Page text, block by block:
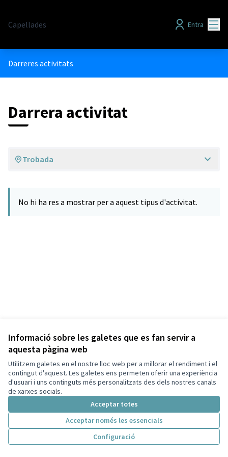
Informació sobre les galetes que es fan servir a
aquesta pàgina web
Utilitzem galetes en el nostre lloc web per a millorar el rendiment i el
contingut d'aquest. Les galetes ens permeten oferir una experiència
d'usuari i uns continguts més personalitzats des dels nostres canals
de xarxes socials.
Acceptar totes
Acceptar només les essencials
Configuració
Capellades Entra
Darreres activitats
Darrera activitat
Trobada
No hi ha res a mostrar per a aquest tipus d'activitat.
Termes i condicions d'ús
Configuració de les galetes
Capellades a X
(Enllaç extern)
Capellades a Facebook
(Enllaç extern)
Triar la llenguaElegir el idioma
Web creada ambprogramari lliure .
Amb
(Enllaç